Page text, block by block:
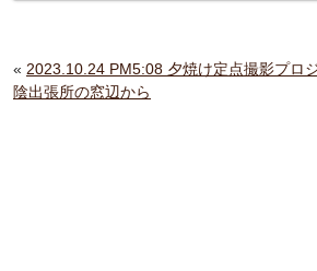
« 2023.10.24 PM5:08 夕焼け定点撮影プ
陰出張所の窓辺から